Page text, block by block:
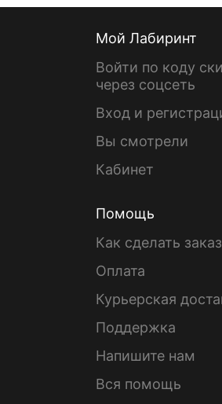
Мой Лабиринт
Войти по коду
через соцсеть
Вход и
Вы смотрели
Кабинет
Помощь
Как сделать заказ
Оплата
Курьерская
Поддержка
Напишите нам
Вся помощь